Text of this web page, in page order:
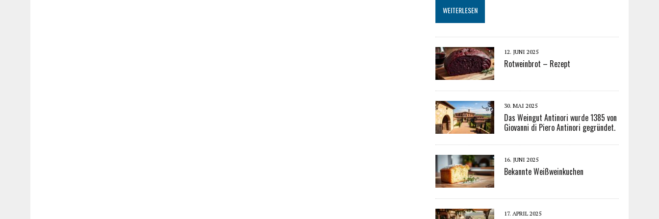
WEITERLESEN
12. JUNI 2025
Rotweinbrot – Rezept
30. MAI 2025
Das Weingut Antinori wurde 1385 von
Giovanni di Piero Antinori gegründet.
16. JUNI 2025
Bekannte Weißweinkuchen
17. APRIL 2025